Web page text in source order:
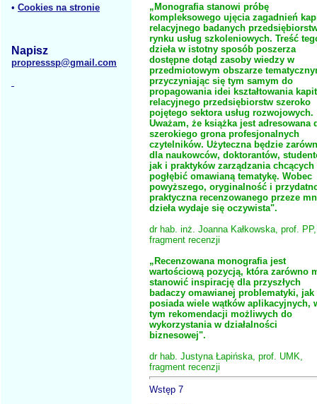
• Cookies na stronie
Napisz
propresssp@gmail.com
„Monografia stanowi próbę
kompleksowego ujęcia zagadnień
relacyjnego badanych
rynku usług szkoleniowych. Treść
dzieła w istotny sposób poszerza
dostępne dotąd zasoby wiedzy w
przedmiotowym obszarze
przyczyniając się tym samym do
propagowania idei kształtowania
relacyjnego przedsiębiorstw szeroko
pojętego sektora usług rozwojowych.
Uważam, że książka jest adresowana
szerokiego grona profesjonalnych
czytelników. Użyteczna będzie
dla naukowców, doktorantów,
jak i praktyków zarządzania chcących
pogłębić omawianą tematykę. Wobec
powyższego, oryginalność i
praktyczna recenzowanego przeze
dzieła wydaje się oczywista".
dr hab. inż. Joanna Kałkowska, prof. PP,
fragment recenzji
„Recenzowana monografia jest
wartościową pozycją, która zarówno
stanowić inspirację dla przyszłych
badaczy omawianej problematyki, jak
posiada wiele wątków aplikacyjnych,
tym rekomendacji możliwych do
wykorzystania w działalności
biznesowej".
dr hab. Justyna Łapińska, prof. UMK,
fragment recenzji
Wstęp 7